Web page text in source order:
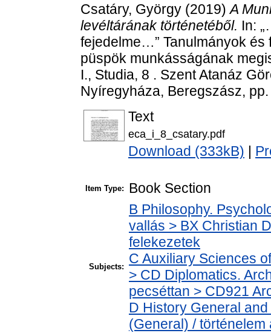
Csatáry, György (2019)A
levéltárának történetéből. In:
fejedelme…” Tanulmányok
püspök munkásságának
I., Studia, 8 . Szent Atanáz
Nyíregyháza, Beregszász,
Text
eca_i_8_csatary.pdf
Download (333kB)
Item Type: Book Section
Subjects:
B Philosophy.
vallás > BX Christian
felekezetek
C Auxiliary Sciences
> CD Diplomatics.
pecséttan > CD921
D History General
(General) / történelem